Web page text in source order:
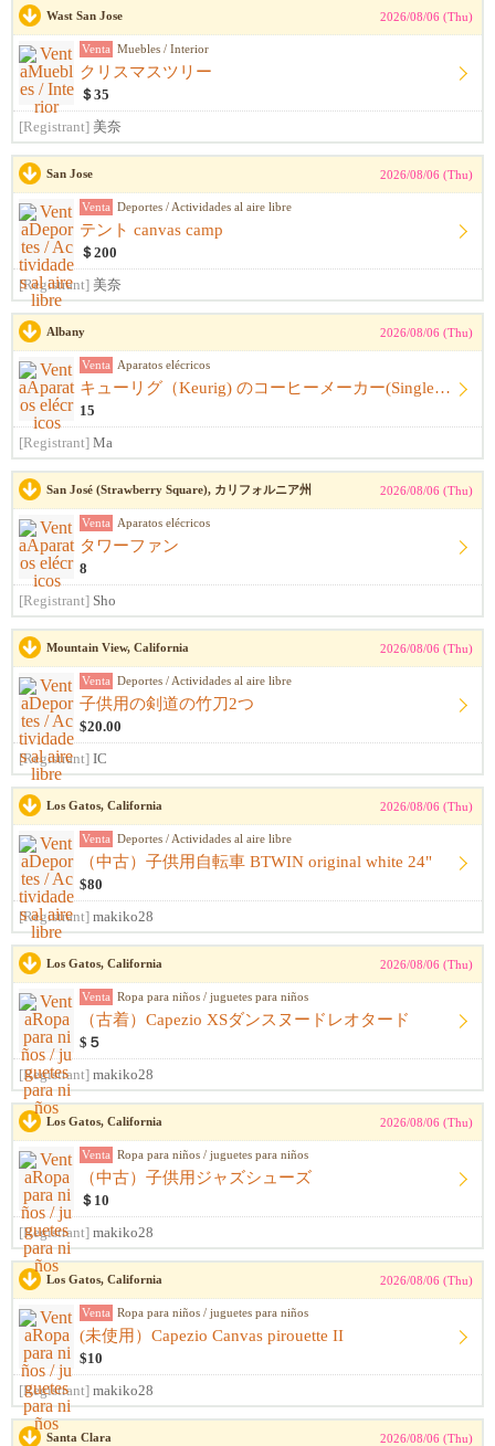
Wast San Jose 2026/08/06 (Thu)
Venta Muebles / Interior
クリスマスツリー
＄35
[Registrant] 美奈
San Jose 2026/08/06 (Thu)
Venta Deportes / Actividades al aire libre
テント canvas camp
＄200
[Registrant] 美奈
Albany 2026/08/06 (Thu)
Venta Aparatos elécricos
キューリグ（Keurig) のコーヒーメーカー(Single Serve Coffee) Maker
15
[Registrant] Ma
San José (Strawberry Square), カリフォルニア州 2026/08/06 (Thu)
Venta Aparatos elécricos
タワーファン
8
[Registrant] Sho
Mountain View, California 2026/08/06 (Thu)
Venta Deportes / Actividades al aire libre
子供用の剣道の竹刀2つ
$20.00
[Registrant] IC
Los Gatos, California 2026/08/06 (Thu)
Venta Deportes / Actividades al aire libre
（中古）子供用自転車 BTWIN original white 24"
$80
[Registrant] makiko28
Los Gatos, California 2026/08/06 (Thu)
Venta Ropa para niños / juguetes para niños
（古着）Capezio XSダンスヌードレオタード
$５
[Registrant] makiko28
Los Gatos, California 2026/08/06 (Thu)
Venta Ropa para niños / juguetes para niños
（中古）子供用ジャズシューズ
＄10
[Registrant] makiko28
Los Gatos, California 2026/08/06 (Thu)
Venta Ropa para niños / juguetes para niños
(未使用）Capezio Canvas pirouette II
$10
[Registrant] makiko28
Santa Clara 2026/08/06 (Thu)